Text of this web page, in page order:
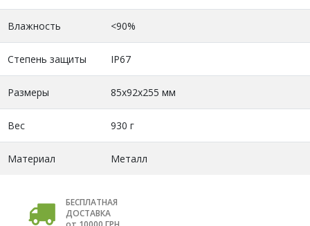
Влажность <90%
Степень защиты IP67
Размеры 85х92х255 мм
Вес 930 г
Материал Металл
БЕСПЛАТНАЯ
ДОСТАВКА